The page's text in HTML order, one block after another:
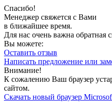
Спасибо!
Менеджер свяжется с Вами
в ближайшее время.
Для нас очень важна обратная
Вы можете:
Оставить отзыв
Написать предложение или
Внимание!
К сожалению Ваш браузер
сайтом.
Скачать новый браузер